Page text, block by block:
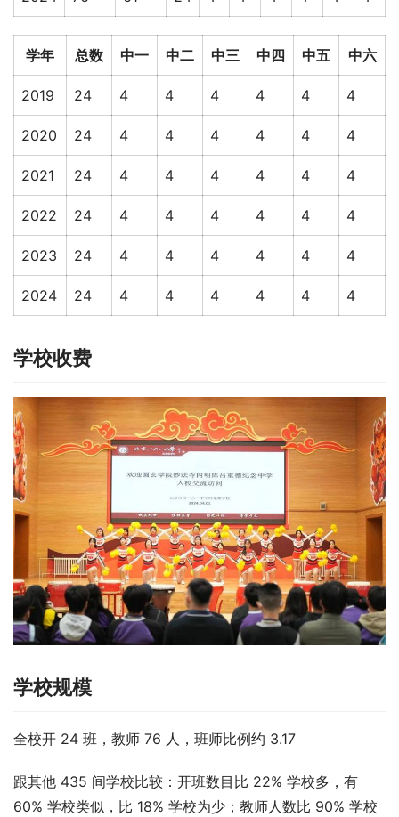
学年 总数 中一 中二 中三 中四 中五 中六
2019 24 4 4 4 4 4 4
2020 24 4 4 4 4 4 4
2021 24 4 4 4 4 4 4
2022 24 4 4 4 4 4 4
2023 24 4 4 4 4 4 4
2024 24 4 4 4 4 4 4
学校收费
学校规模
全校开 24 班，教师 76 人，班师比例约 3.17
跟其他 435 间学校比较：开班数目比 22% 学校多，有
60% 学校类似，比 18% 学校为少；教师人数比 90% 学校